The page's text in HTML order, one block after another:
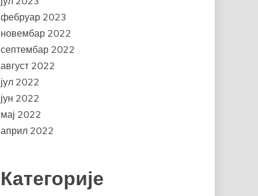
фебруар 2023
новембар 2022
септембар 2022
август 2022
јул 2022
јун 2022
мај 2022
април 2022
Категорије